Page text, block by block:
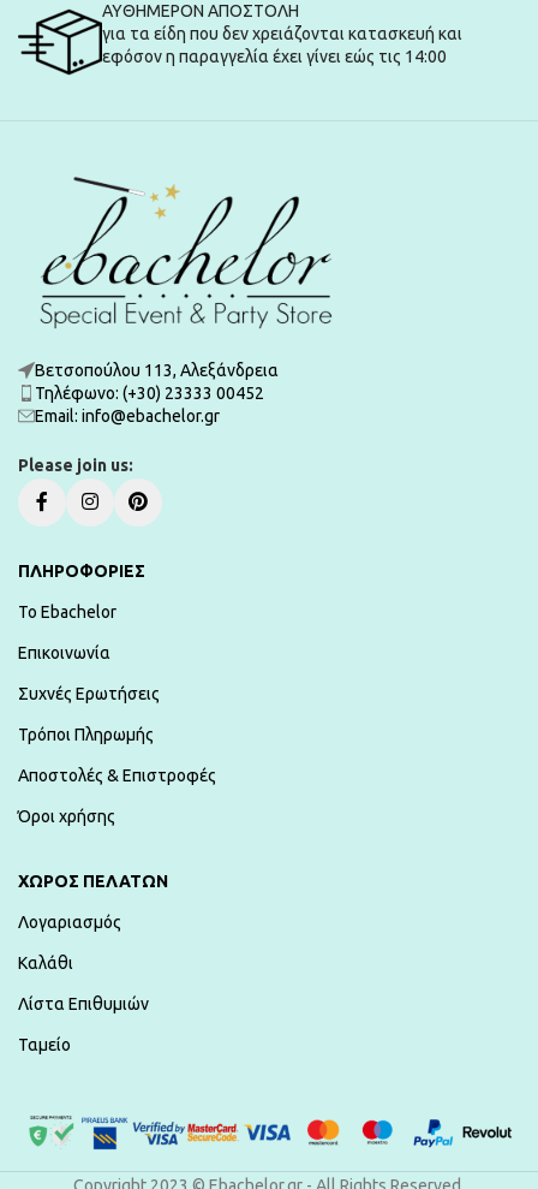
ΑΥΘΗΜΕΡΟΝ ΑΠΟΣΤΟΛΗ
για τα είδη που δεν χρειάζονται κατασκευή και
εφόσον η παραγγελία έχει γίνει εώς τις 14:00
Βετσοπούλου 113, Αλεξάνδρεια
Τηλέφωνο: (+30) 23333 00452
Εmail: info@ebachelor.gr
Please join us:
ΠΛΗΡΟΦΟΡΙΕΣ
To Ebachelor
Επικοινωνία
Συχνές Ερωτήσεις
Τρόποι Πληρωμής
Αποστολές & Επιστροφές
Όροι χρήσης
ΧΏΡΟΣ ΠΕΛΑΤΏΝ
Λογαριασμός
Καλάθι
Λίστα Επιθυμιών
Ταμείο
Copyright 2023 © Ebachelor.gr - All Rights Reserved.